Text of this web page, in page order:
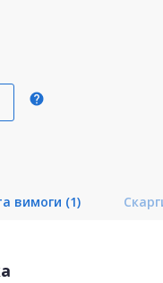
help
вимоги (1)